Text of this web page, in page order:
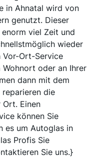
in Ahnatal wird von
genutzt. Dieser
viel Zeit und
wieder
Vor-Ort-Service
Wohnort oder an Ihrer
dann mit dem
die
Einen
können Sie
es um Autoglas in
Profis Sie
Sie uns.}